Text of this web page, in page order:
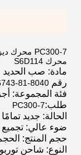
محرك S6D114
مادة: صب الحديد
رقم OEM: 81-8040
فئة المجموعة:
طلب:PC300-7
الحالة: جديد تمامًا
ضوء عالي: تجميع
حجم المنتج:
النوع: شاحن توربو